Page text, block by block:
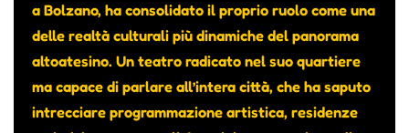
a Bolzano, ha consolidato il proprio ruolo come una
delle realtà culturali più dinamiche del panorama
altoatesino. Un teatro radicato nel suo quartiere
ma capace di parlare all’intera città, che ha saputo
intrecciare programmazione artistica, residenze